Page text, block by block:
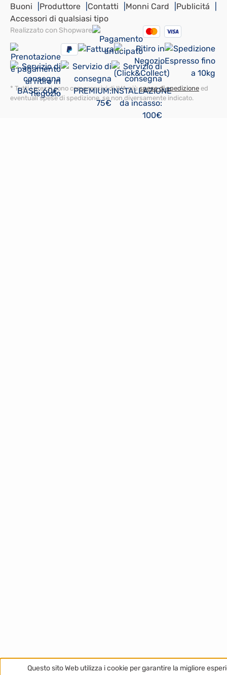
Buoni
Produttore Contatti Monni Card
Publicitá
Accessori di qualsiasi tipo
Realizzato con Shopware
* Tutti i prezzi sono comprensivi di IVA piùspese di spedizione ed
eventuali spese di spedizione, se non diversamente indicato.
Questo sito Web utilizza i cookie per garantire la migliore